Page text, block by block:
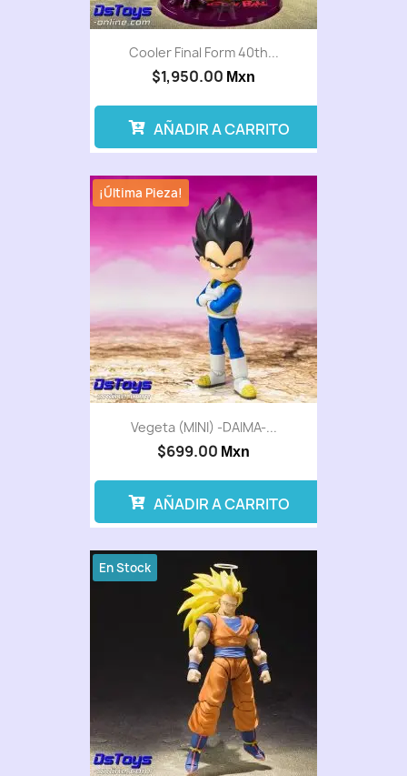
Cooler Final Form 40th...
$1,950.00 Mxn
AÑADIR A CARRITO
Vegeta (MINI) -DAIMA-...
$699.00 Mxn
¡Última Pieza!
AÑADIR A CARRITO
En Stock